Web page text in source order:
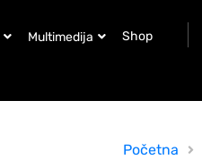
Multimedija Shop
Početna